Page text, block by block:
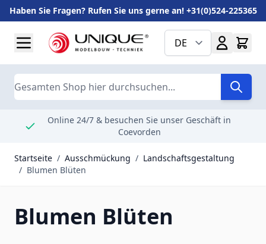
Haben Sie Fragen? Rufen Sie uns gerne an! +31(0)524-225365
DE
Suche
Online 24/7 & besuchen Sie unser Geschäft in
Coevorden
Startseite / Ausschmückung / Landschaftsgestaltung
/ Blumen Blüten
Blumen Blüten